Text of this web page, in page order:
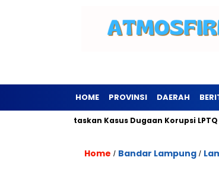
HOME PROVINSI DAERAH
Tuntaskan Kasus Dugaan Korupsi LPTQ
Home / Bandar Lampung /